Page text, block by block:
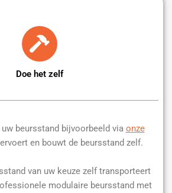
Doe het zelf
beursstand bijvoorbeeld via onze
en bouwt de beursstand zelf.
van uw keuze zelf transporteert
modulaire beursstand met